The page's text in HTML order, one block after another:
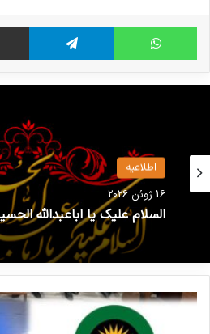
واتس آپ تلگرام
اطلاعیه
16 ژوئن 2026
السلام علیک یا اباعبدالله